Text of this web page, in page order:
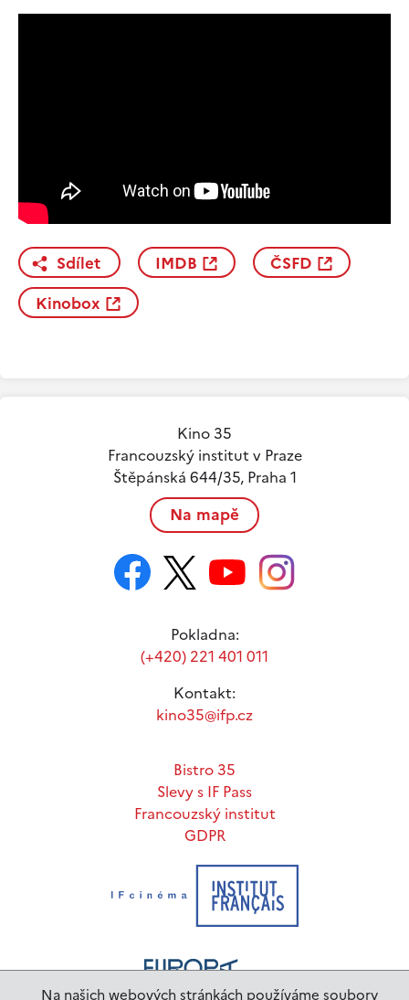
Na našich webových stránkách používáme soubory
Sdílet IMDB
ČSFD
Kinobox
Kino 35
Francouzský institut v Praze
Štěpánská 644/35, Praha 1
Na mapě
Pokladna:
(+420) 221 401 011
Kontakt:
kino35@ifp.cz
Bistro 35
Slevy s IF Pass
Francouzský institut
GDPR